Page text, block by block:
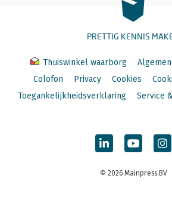
PRETTIG KENNIS
Thuiswinkel waarborg
Colofon
Privacy Cookies
Toegankelijkheidsverklaring
Service
© 2026 Mainpress BV